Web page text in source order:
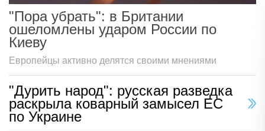
"Пора убрать": в Британии
ошеломлены ударом России по
Киеву
Европейцы активно делятся своими мнениями
"Дурить народ": русская разведка
раскрыла коварный замысел ЕС
по Украине